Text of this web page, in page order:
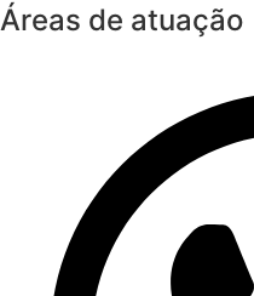
Áreas de atuação